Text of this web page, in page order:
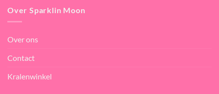
Over Sparklin Moon
Over ons
Contact
Kralenwinkel